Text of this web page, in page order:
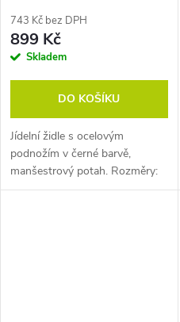
743 Kč bez DPH
899 Kč
Skladem
DO KOŠÍKU
Jídelní židle s ocelovým
podnožím v černé barvě,
manšestrový potah. Rozměry:
51 x 45 x 86 cm (h x š x v).